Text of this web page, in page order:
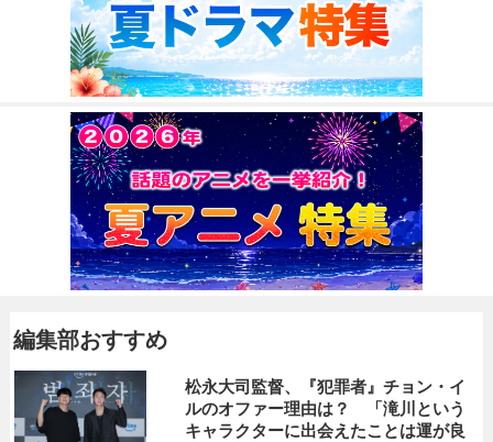
編集部おすすめ
松永大司監督、『犯罪者』チョン・イ
ルのオファー理由は？ 「滝川という
キャラクターに出会えたことは運が良